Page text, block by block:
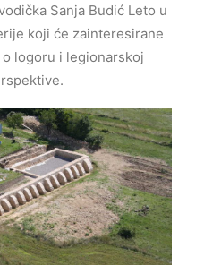
Sanja Budić Leto u
koji će zainteresirane
logoru i legionarskoj